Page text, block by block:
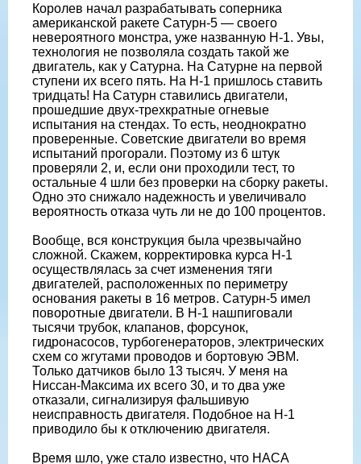
Королев начал разрабатывать соперника
американской ракете Сатурн-5 — своего
невероятного монстра, уже названную Н-1. Увы,
технология не позволяла создать такой же
двигатель, как у Сатурна. На Сатурне на первой
ступени их всего пять. На Н-1 пришлось ставить
тридцать! На Сатурн ставились двигатели,
прошедшие двух-трехкратные огневые
испытания на стендах. То есть, неоднократно
проверенные. Советские двигатели во время
испытаний прогорали. Поэтому из 6 штук
проверяли 2, и, если они проходили тест, то
остальные 4 шли без проверки на сборку ракеты.
Одно это снижало надежность и увеличивало
вероятность отказа чуть ли не до 100 процентов.
Вообще, вся конструкция была чрезвычайно
сложной. Скажем, корректировка курса Н-1
осуществлялась за счет изменения тяги
двигателей, расположенных по периметру
основания ракеты в 16 метров. Сатурн-5 имел
поворотные двигатели. В Н-1 нашпиговали
тысячи трубок, клапанов, форсунок,
гидронасосов, турбогенераторов, электрических
схем со жгутами проводов и бортовую ЭВМ.
Только датчиков было 13 тысяч. У меня на
Ниссан-Максима их всего 30, и то два уже
отказали, сигнализируя фальшивую
неисправность двигателя. Подобное на Н-1
приводило бы к отключению двигателя.
Время шло, уже стало известно, что НАСА